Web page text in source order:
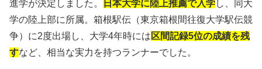
進学が決定しました。
日本大学に陸上推薦で入学し、同大
学の陸上部に所属。箱根駅伝（東京箱根間往復大学駅伝競
争）に2度出場し、大学4年時には 区間記録5位の成績を残
すなど、相当な実力を持つランナーでした。